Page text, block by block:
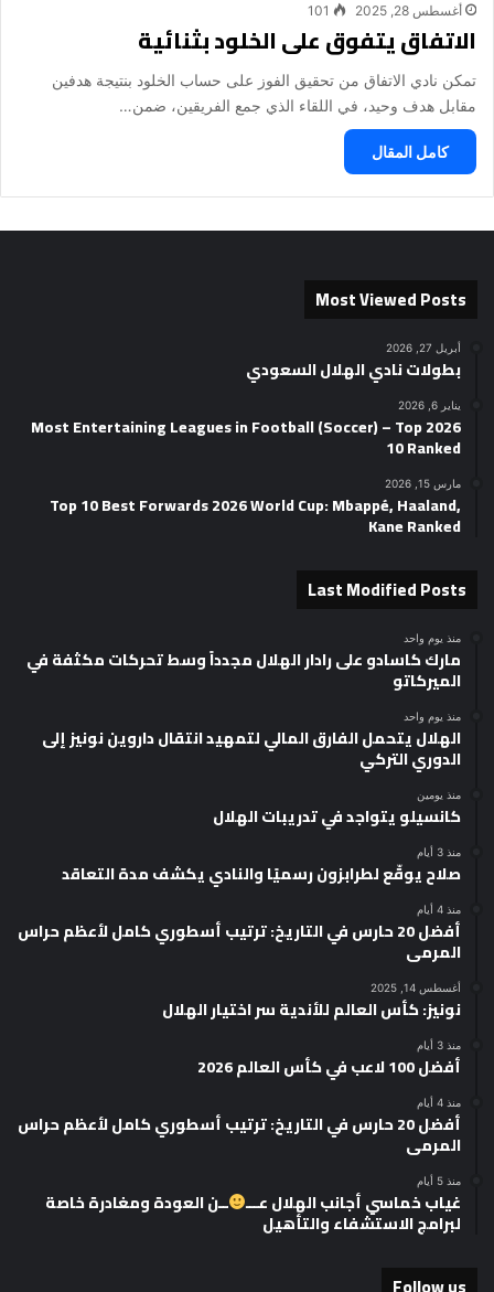
أغسطس 28, 2025 101
الاتفاق يتفوق على الخلود بثنائية
‎تمكن نادي الاتفاق من تحقيق الفوز على حساب الخلود بنتيجة هدفين
مقابل هدف وحيد، في اللقاء الذي جمع الفريقين، ضمن…
كامل المقال
Most Viewed Posts
أبريل 27, 2026
بطولات نادي الهلال السعودي
يناير 6, 2026
2026 Most Entertaining Leagues in Football (Soccer) – Top
10 Ranked
مارس 15, 2026
Top 10 Best Forwards 2026 World Cup: Mbappé, Haaland,
Kane Ranked
Last Modified Posts
منذ يوم واحد
مارك كاسادو على رادار الهلال مجدداً وسط تحركات مكثفة في
الميركاتو
منذ يوم واحد
الهلال يتحمل الفارق المالي لتمهيد انتقال داروين نونيز إلى
الدوري التركي
منذ يومين
كانسيلو يتواجد في تدريبات الهلال
منذ 3 أيام
صلاح يوقّع لطرابزون رسميًا والنادي يكشف مدة التعاقد
منذ 4 أيام
أفضل 20 حارس في التاريخ: ترتيب أسطوري كامل لأعظم حراس
المرمى
أغسطس 14, 2025
نونيز: كأس العالم للأندية سر اختيار الهلال
منذ 3 أيام
أفضل 100 لاعب في كأس العالم 2026
منذ 4 أيام
أفضل 20 حارس في التاريخ: ترتيب أسطوري كامل لأعظم حراس
المرمى
منذ 5 أيام
غياب خماسي أجانب الهلال عـــ ــن العودة ومغادرة خاصة
لبرامج الاستشفاء والتأهيل